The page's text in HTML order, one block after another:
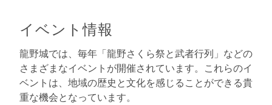
イベント情報
龍野城では、毎年「龍野さくら祭と武者行列」などの
さまざまなイベントが開催されています。これらのイ
ベントは、地域の歴史と文化を感じることができる貴
重な機会となっています。